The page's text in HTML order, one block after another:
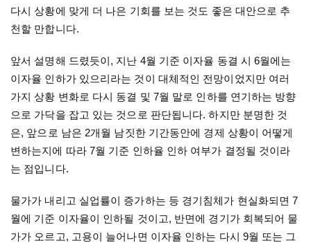
다시 상황에 맞게 더 나은 기회를 보는 것도 좋은 대안으로 추
천할 만합니다.
앞서 설명해 드렸듯이 , 지난 4월 기준 이자율 동결 시 6월에는
이자율 인하가 있으리라는 것이 대체적인 전망이었지만 여러
가지 상황 변화로 다시 동결 및 7월 말로 인하를 연기하는 방향
으로 가닥을 잡고 있는 것으로 판단됩니다.하지만 분명한 것
은, 앞으로 남은 2개월 남짓한 기간동안에 경제 상황이 어떻게
변하는지에 따라7월 기준 인하율 인하 여부가 결정될 것이라
는 점입니다.
물가가 내리고 실업률이 증가하는 등 경기침체가 현실화되면 7
월에 기준 이자율이 인하될 것이고, 반면에 경기가 회복되어 물
가가 오르고, 고용이 늘어나면 이자율 인하는 다시 9월 또는 그